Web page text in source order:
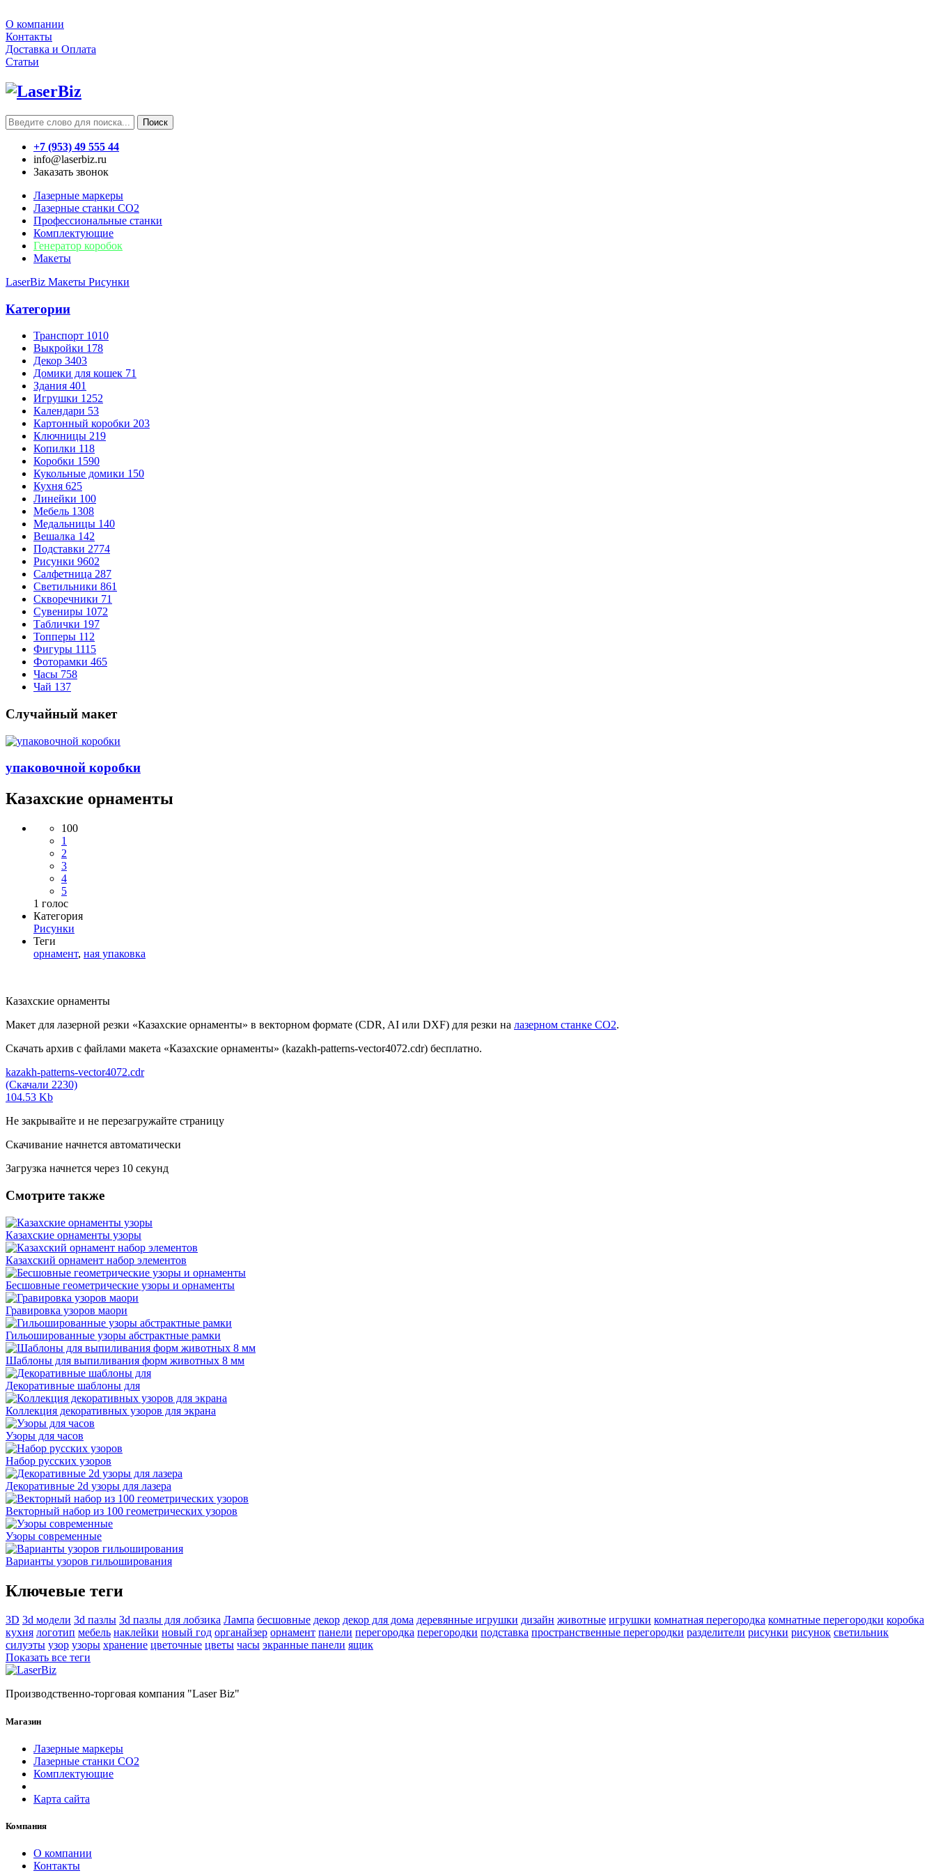
О компании
Контакты
Доставка и Оплата
Статьи
Поиск
+7 (953) 49 555 44
info@laserbiz.ru
Заказать звонок
Лазерные маркеры
Лазерные станки CO2
Профессиональные станки
Комплектующие
Генератор коробок
Макеты
LaserBiz Макеты Рисунки
Категории
Транспорт 1010
Выкройки 178
Декор 3403
Домики для кошек 71
Здания 401
Игрушки 1252
Календари 53
Картонный коробки 203
Ключницы 219
Копилки 118
Коробки 1590
Кукольные домики 150
Кухня 625
Линейки 100
Мебель 1308
Медальницы 140
Вешалка 142
Подставки 2774
Рисунки 9602
Салфетница 287
Светильники 861
Скворечники 71
Сувениры 1072
Таблички 197
Топперы 112
Фигуры 1115
Фоторамки 465
Часы 758
Чай 137
Случайный макет
упаковочной коробки
Казахские орнаменты
100
1
2
3
4
5
1 голос
Категория
Рисунки
Теги
орнамент, ная упаковка
Казахские орнаменты
Макет для лазерной резки «Казахские орнаменты» в векторном формате (CDR, AI или DXF) для резки на лазерном станке СО2.
Скачать архив с файлами макета «Казахские орнаменты» (kazakh-patterns-vector4072.cdr) бесплатно.
kazakh-patterns-vector4072.cdr
(Скачали 2230)
104.53 Kb
Не закрывайте и не перезагружайте страницу
Скачивание начнется автоматически
Загрузка начнется через 10 секунд
Смотрите также
Казахские орнаменты узоры
Казахский орнамент набор элементов
Бесшовные геометрические узоры и орнаменты
Гравировка узоров маори
Гильошированные узоры абстрактные рамки
Шаблоны для выпиливания форм животных 8 мм
Декоративные шаблоны для
Коллекция декоративных узоров для экрана
Узоры для часов
Набор русских узоров
Декоративные 2d узоры для лазера
Векторный набор из 100 геометрических узоров
Узоры современные
Варианты узоров гильоширования
Ключевые теги
3D 3d модели 3d пазлы 3d пазлы для лобзика Лампа бесшовные декор декор для дома деревянные игрушки дизайн животные игрушки комнатная перегородка комнатные перегородки коробка
кухня логотип мебель наклейки новый год органайзер орнамент панели перегородка перегородки подставка пространственные перегородки разделители рисунки рисунок светильник
силуэты узор узоры хранение цветочные цветы часы экранные панели ящик
Показать все теги
Производственно-торговая компания "Laser Biz"
Магазин
Лазерные маркеры
Лазерные станки СО2
Комплектующие
Карта сайта
Компания
О компании
Контакты